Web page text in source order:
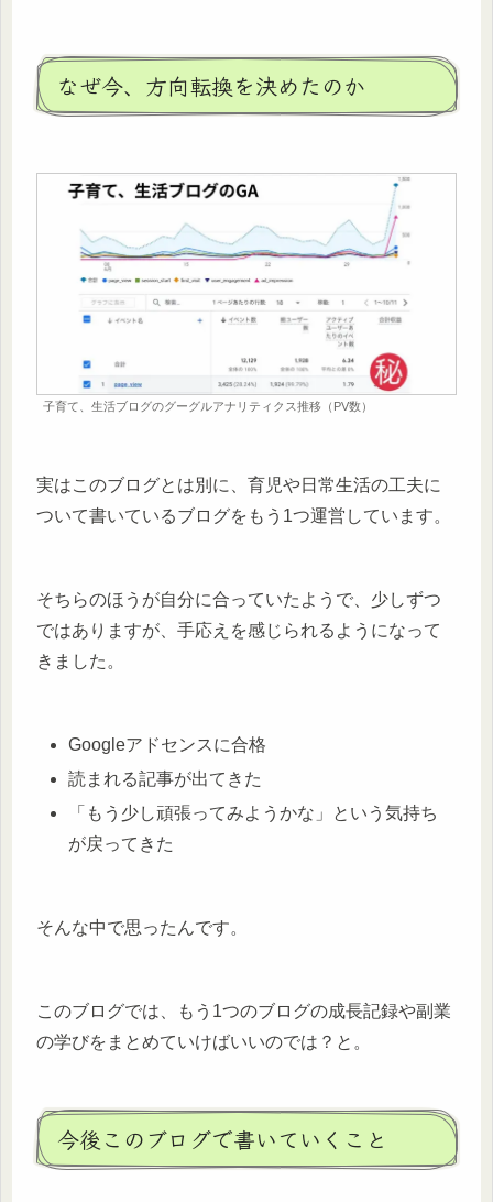
なぜ今、方向転換を決めたのか
子育て、生活ブログのグーグルアナリティクス推移（PV数）
実はこのブログとは別に、育児や日常生活の工夫に
ついて書いているブログをもう1つ運営しています。
そちらのほうが自分に合っていたようで、少しずつ
ではありますが、手応えを感じられるようになって
きました。
Googleアドセンスに合格
読まれる記事が出てきた
「もう少し頑張ってみようかな」という気持ち
が戻ってきた
そんな中で思ったんです。
このブログでは、もう1つのブログの成長記録や副業
の学びをまとめていけばいいのでは？と。
今後このブログで書いていくこと